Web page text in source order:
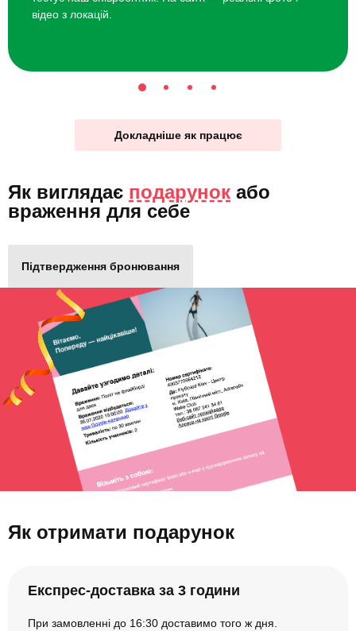
відео з локацій.
Докладніше як працює
Як виглядає подарунок або
враження для себе
Підтвердження бронювання
Як отримати подарунок
Експрес-доставка за 3 години
При замовленні до 16:30 доставимо того ж дня.